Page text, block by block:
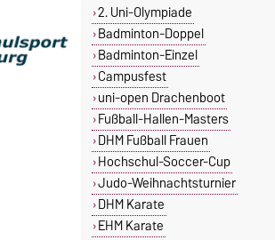
2. Uni-Olympiade
Badminton-Doppel
Badminton-Einzel
Campusfest
uni-open Drachenboot
Fußball-Hallen-Masters
DHM Fußball Frauen
Hochschul-Soccer-Cup
Judo-Weihnachtsturnier
DHM Karate
EHM Karate